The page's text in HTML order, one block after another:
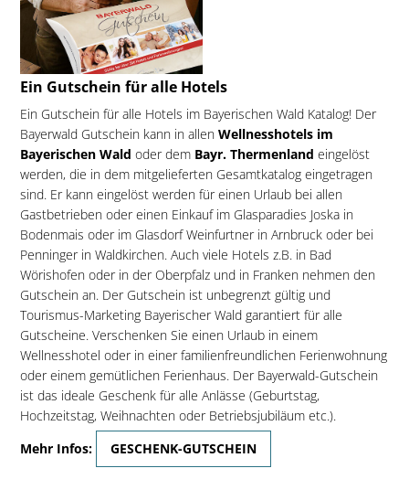
Ein Gutschein für alle Hotels
Ein Gutschein für alle Hotels im Bayerischen Wald Katalog! Der
Bayerwald Gutschein kann in allen Wellnesshotels im
Bayerischen Wald oder dem Bayr. Thermenland eingelöst
werden, die in dem mitgelieferten Gesamtkatalog eingetragen
sind. Er kann eingelöst werden für einen Urlaub bei allen
Gastbetrieben oder einen Einkauf im Glasparadies Joska in
Bodenmais oder im Glasdorf Weinfurtner in Arnbruck oder bei
Penninger in Waldkirchen. Auch viele Hotels z.B. in Bad
Wörishofen oder in der Oberpfalz und in Franken nehmen den
Gutschein an. Der Gutschein ist unbegrenzt gültig und
Tourismus-Marketing Bayerischer Wald garantiert für alle
Gutscheine. Verschenken Sie einen Urlaub in einem
Wellnesshotel oder in einer familienfreundlichen Ferienwohnung
oder einem gemütlichen Ferienhaus. Der Bayerwald-Gutschein
ist das ideale Geschenk für alle Anlässe (Geburtstag,
Hochzeitstag, Weihnachten oder Betriebsjubiläum etc.).
Mehr Infos:
GESCHENK-GUTSCHEIN